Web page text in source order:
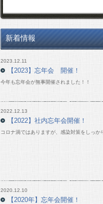
新着情報
2023.12.11
【2023】忘年会 開催！
今年も忘年会が無事開催されました！！
2022.12.13
【2022】社内忘年会開催！
コロナ渦ではありますが、感染対策をしっか
2020.12.10
【2020年】忘年会開催！